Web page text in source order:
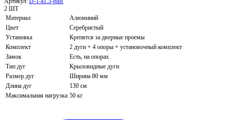
2 ШТ
Материал
Алюминий
Цвет
Серебристый
Установка
Крепятся за дверные проемы
Комплект
2 дуги + 4 опоры + установочный комплект
Замок
Есть, на опорах
Тип дуг
Крыловидные дуги
Размер дуг
Ширина 80 мм
Длина дуг
130 см
Максимальная нагрузка 50 кг